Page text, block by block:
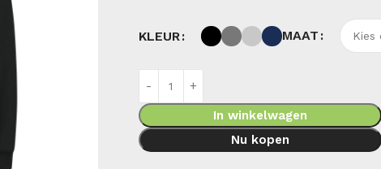
KLEUR MAAT
In winkelwagen
Nu kopen